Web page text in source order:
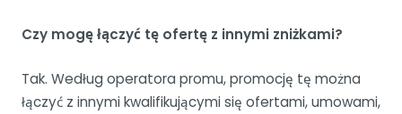
Czy mogę łączyć tę ofertę z innymi zniżkami?
Tak. Według operatora promu, promocję tę można
łączyć z innymi kwalifikującymi się ofertami, umowami,